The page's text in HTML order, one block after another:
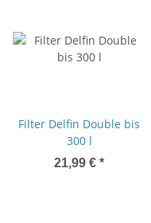
Filter Delfin Double bis
300 l
21,99 € *